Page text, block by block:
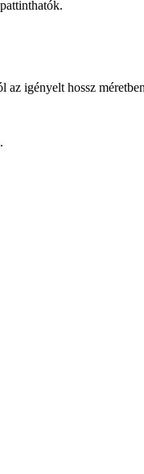
az igényelt hossz